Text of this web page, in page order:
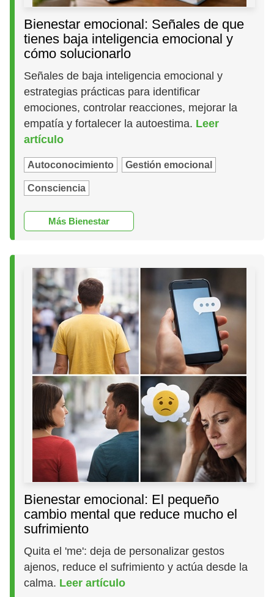
Bienestar emocional: Señales de que
tienes baja inteligencia emocional y
cómo solucionarlo
Señales de baja inteligencia emocional y
estrategias prácticas para identificar
emociones, controlar reacciones, mejorar la
empatía y fortalecer la autoestima. Leer
artículo
Autoconocimiento Gestión emocional
Consciencia
Más Bienestar
Bienestar emocional: El pequeño
cambio mental que reduce mucho el
sufrimiento
Quita el 'me': deja de personalizar gestos
ajenos, reduce el sufrimiento y actúa desde la
calma. Leer artículo